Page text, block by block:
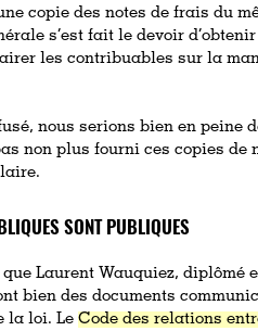
copie des notes de frais du
s’est fait le devoir
les contribuables sur la
nous serions bien en peine
non plus fourni ces copies de
SONT PUBLIQUES
que Laurent Wauquiez, diplômé
bien des documents
la loi. LeCode des relations